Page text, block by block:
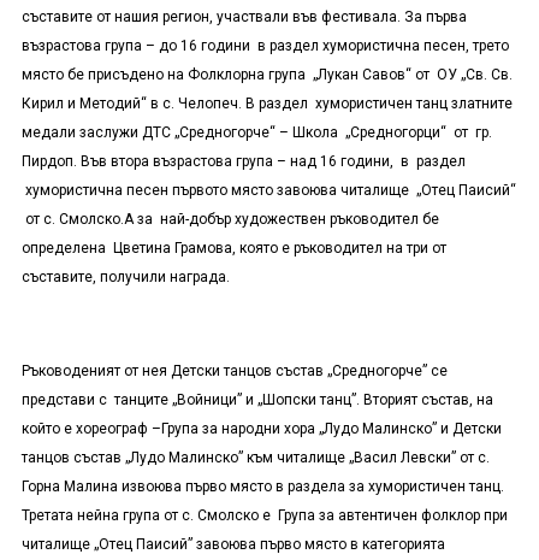
съставите от нашия регион, участвали във фестивала. За първа
възрастова група – до 16 години в раздел хумористична песен, трето
място бе присъдено на Фолклорна група „Лукан Савов“ от ОУ „Св. Св.
Кирил и Методий“ в с. Челопеч. В раздел хумористичен танц златните
медали заслужи ДТС „Средногорче“ – Школа „Средногорци“ от гр.
Пирдоп. Във втора възрастова група – над 16 години, в раздел
хумористична песен първото място завоюва читалище „Отец Паисий“
от с. Смолско.А за най-добър художествен ръководител бе
определена Цветина Грамова, която е ръководител на три от
съставите, получили награда.
Ръководеният от нея Детски танцов състав „Средногорче” се
представи с танците „Войници” и „Шопски танц”. Вторият състав, на
който е хореограф –Група за народни хора „Лудо Малинско” и Детски
танцов състав „Лудо Малинско” към читалище „Васил Левски” от с.
Горна Малина извоюва първо място в раздела за хумористичен танц.
Третата нейна група от с. Смолско е Група за автентичен фолклор при
читалище „Отец Паисий” завоюва първо място в категорията